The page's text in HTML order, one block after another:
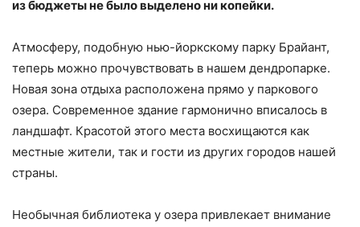
из бюджеты не было выделено ни копейки.
Атмосферу, подобную нью-йоркскому парку Брайант,
теперь можно прочувствовать в нашем дендропарке.
Новая зона отдыха расположена прямо у паркового
озера. Современное здание гармонично вписалось в
ландшафт. Красотой этого места восхищаются как
местные жители, так и гости из других городов нашей
страны.
Необычная библиотека у озера привлекает внимание